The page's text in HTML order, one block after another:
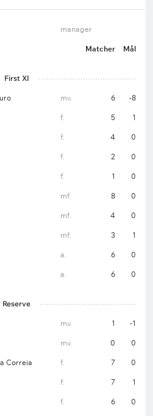
manager
Matcher Mål
First XI
mv. 6 -8
f. 5 1
f. 4 0
f. 2 0
f. 1 0
mf. 8 0
mf. 4 0
mf. 3 1
a. 6 0
a. 6 0
Reserve
mv. 1 -1
mv. 0 0
Correia f. 7 0
f. 7 1
f. 6 0